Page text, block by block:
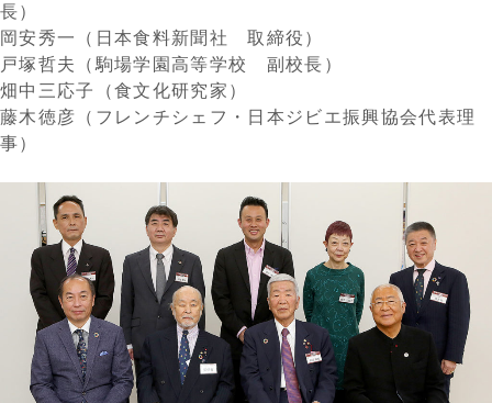
長）
岡安秀一（日本食料新聞社 取締役）
戸塚哲夫（駒場学園高等学校 副校長）
畑中三応子（食文化研究家）
藤木徳彦（フレンチシェフ・日本ジビエ振興協会代表理
事）